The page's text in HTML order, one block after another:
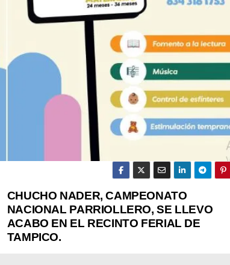
CHUCHO NADER, CAMPEONATO
NACIONAL PARRIOLLERO, SE LLEVO
ACABO EN EL RECINTO FERIAL DE
TAMPICO.